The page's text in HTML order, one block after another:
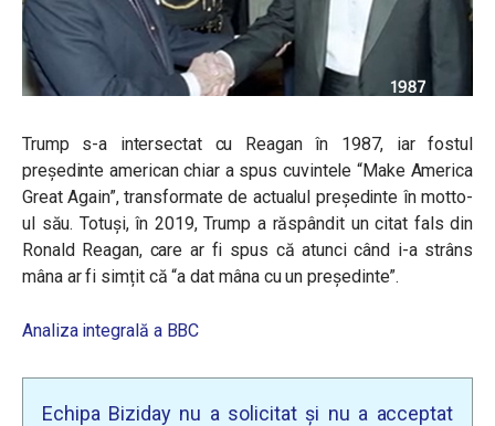
Trump s-a intersectat cu Reagan în 1987, iar fostul
președinte american chiar a spus cuvintele “Make America
Great Again”, transformate de actualul președinte în motto-
ul său. Totuși, în 2019, Trump a răspândit un citat fals din
Ronald Reagan, care ar fi spus că atunci când i-a strâns
mâna ar fi simțit că “a dat mâna cu un președinte”.
Analiza integrală a BBC
Echipa Biziday nu a solicitat și nu a acceptat